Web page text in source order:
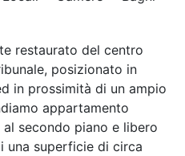
restaurato del centro
posizionato in
in prossimità di un ampio
appartamento
secondo piano e libero
una superficie di circa